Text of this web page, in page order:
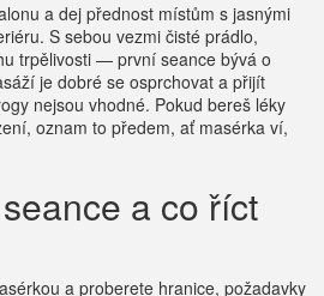
a dej přednost místům s jasnými
S sebou vezmi čisté prádlo,
trpělivosti — první seance bývá o
je dobré se osprchovat a přijít
nejsou vhodné. Pokud bereš léky
oznam to předem, ať masérka ví,
a co říct
a proberete hranice, požadavky